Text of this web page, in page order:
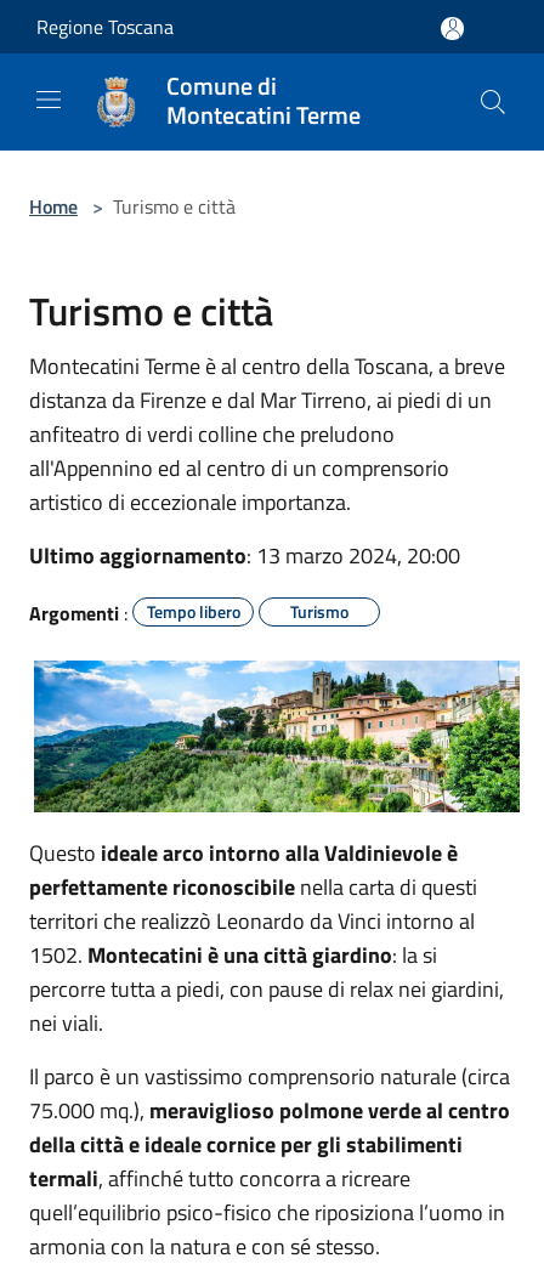
Salta al contenuto principale
Regione Toscana
Comune di
Montecatini Terme
Home > Turismo e città
Turismo e città
Montecatini Terme è al centro della Toscana, a breve
distanza da Firenze e dal Mar Tirreno, ai piedi di un
anfiteatro di verdi colline che preludono
all'Appennino ed al centro di un comprensorio
artistico di eccezionale importanza.
Ultimo aggiornamento: 13 marzo 2024, 20:00
Argomenti : Tempo libero Turismo
Questo ideale arco intorno alla Valdinievole è
perfettamente riconoscibilenella carta di questi
territori che realizzò Leonardo da Vinci intorno al
1502. Montecatini è una città giardino: la si
percorre tutta a piedi, con pause di relax nei giardini,
nei viali.
Il parco è un vastissimo comprensorio naturale (circa
75.000 mq.), meraviglioso polmone verde al centro
della città e ideale cornice per gli stabilimenti
termali, affinché tutto concorra a ricreare
quell’equilibrio psico-fisico che riposiziona l’uomo in
armonia con la natura e con sé stesso.